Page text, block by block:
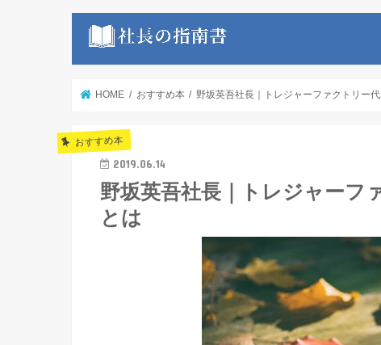
HOME おすすめ本 野坂英吾社長｜トレジャーファクトリー
おすすめ本
2019.06.14
野坂英吾社長｜トレジャーフ
とは